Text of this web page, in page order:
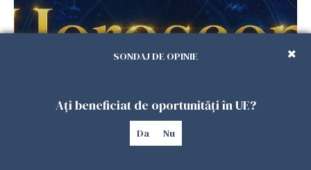
SONDAJ DE OPINIE
Ați beneficiat de oportunități în UE?
Da Nu